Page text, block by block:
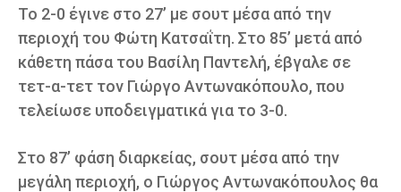
Το 2-0 έγινε στο 27’ με σουτ μέσα από την
περιοχή του Φώτη Κατσαΐτη. Στο 85’ μετά από
κάθετη πάσα του Βασίλη Παντελή, έβγαλε σε
τετ-α-τετ τον Γιώργο Αντωνακόπουλο, που
τελείωσε υποδειγματικά για το 3-0.
Στο 87’ φάση διαρκείας, σουτ μέσα από την
μεγάλη περιοχή, ο Γιώργος Αντωνακόπουλος θα